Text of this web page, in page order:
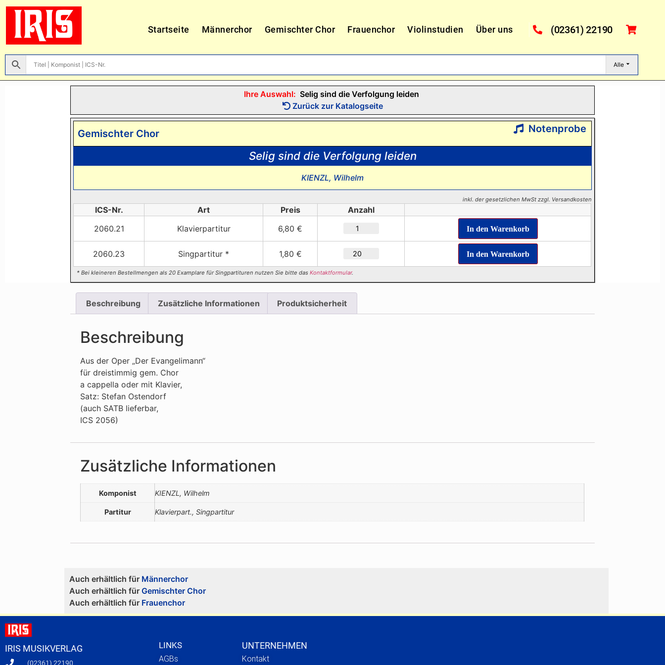
Startseite Männerchor Gemischter Chor Frauenchor Violinstudien Über uns (02361) 22190
Alle
Ihre Auswahl: Selig sind die Verfolgung leiden
Zurück zur Katalogseite
Gemischter Chor Notenprobe
Selig sind die Verfolgung leiden
KIENZL, Wilhelm
inkl. der gesetzlichen MwSt zzgl. Versandkosten
ICS-Nr. Art Preis
Anzahl
2060.21
Klavierpartitur 6,80 €
2060.23 Singpartitur * 1,80 €
* Bei kleineren Bestellmengen als 20 Examplare für Singpartituren nutzen Sie bitte das Kontaktformular.
Beschreibung Zusätzliche Informationen Produktsicherheit
Beschreibung
Aus der Oper „Der Evangelimann“
für dreistimmig gem. Chor
a cappella oder mit Klavier,
Satz: Stefan Ostendorf
(auch SATB lieferbar,
ICS 2056)
Zusätzliche Informationen
Komponist KIENZL, Wilhelm
Partitur Klavierpart., Singpartitur
Auch erhältlich für Männerchor
Auch erhältlich fürGemischter Chor
Auch erhältlich für Frauenchor
IRIS MUSIKVERLAG
(02361) 22190
LINKS
AGBs
UNTERNEHMEN
Kontakt